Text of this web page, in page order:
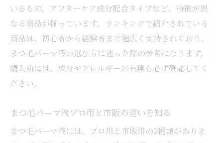
いるもの、アフターケア成分配合タイプなど、特徴が異
なる商品が揃っています。ランキングで紹介されている
商品は、初心者から経験者まで幅広く支持されており、
まつ毛パーマ液の選び方に迷った際の参考になります。
購入前には、成分やアレルギーの有無も必ず確認してく
ださい。
まつ毛パーマ液プロ用と市販の違いを知る
まつ毛パーマ液には、プロ用と市販用の2種類がありま